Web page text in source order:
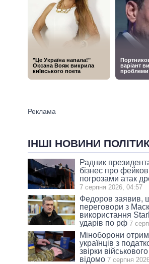
ІНШІ НОВИНИ
Радник
бізнес про
погрозами атак
7 серпня 2026, 04:57
Федоров заявив,
переговори з
використання
ударів по рф 7
Міноборони
українців з
звірки
відомо 7 серпня